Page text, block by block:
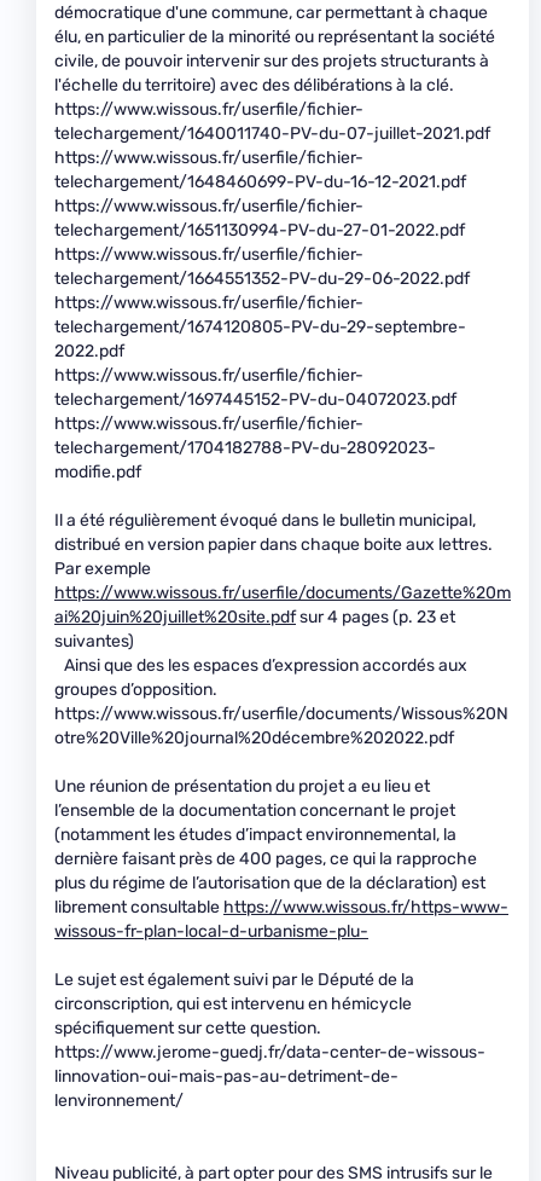
démocratique d'une commune, car permettant à chaque
élu, en particulier de la minorité ou représentant la société
civile, de pouvoir intervenir sur des projets structurants à
l'échelle du territoire) avec des délibérations à la clé.
https://www.wissous.fr/userfile/fichier-
telechargement/1640011740-PV-du-07-juillet-2021.pdf
https://www.wissous.fr/userfile/fichier-
telechargement/1648460699-PV-du-16-12-2021.pdf
https://www.wissous.fr/userfile/fichier-
telechargement/1651130994-PV-du-27-01-2022.pdf
https://www.wissous.fr/userfile/fichier-
telechargement/1664551352-PV-du-29-06-2022.pdf
https://www.wissous.fr/userfile/fichier-
telechargement/1674120805-PV-du-29-septembre-
2022.pdf
https://www.wissous.fr/userfile/fichier-
telechargement/1697445152-PV-du-04072023.pdf
https://www.wissous.fr/userfile/fichier-
telechargement/1704182788-PV-du-28092023-
modifie.pdf
Il a été régulièrement évoqué dans le bulletin municipal,
distribué en version papier dans chaque boite aux lettres.
Par exemple
https://www.wissous.fr/userfile/documents/Gazette%20m
ai%20juin%20juillet%20site.pdfsur 4 pages (p. 23 et
suivantes)
Ainsi que des les espaces d’expression accordés aux
groupes d’opposition.
https://www.wissous.fr/userfile/documents/Wissous%20N
otre%20Ville%20journal%20décembre%202022.pdf
Une réunion de présentation du projet a eu lieu et
l’ensemble de la documentation concernant le projet
(notamment les études d’impact environnemental, la
dernière faisant près de 400 pages, ce qui la rapproche
plus du régime de l’autorisation que de la déclaration) est
librement consultable https://www.wissous.fr/https-www-
wissous-fr-plan-local-d-urbanisme-plu-
Le sujet est également suivi par le Député de la
circonscription, qui est intervenu en hémicycle
spécifiquement sur cette question.
https://www.jerome-guedj.fr/data-center-de-wissous-
linnovation-oui-mais-pas-au-detriment-de-
lenvironnement/
Niveau publicité, à part opter pour des SMS intrusifs sur le